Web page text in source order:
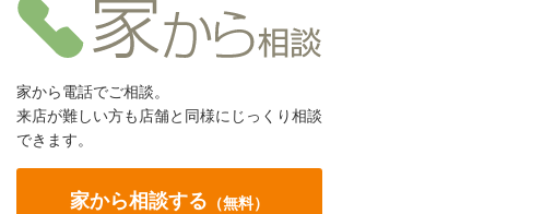
家から電話でご相談。
来店が難しい方も店舗と同様にじっくり相談
できます。
家から相談する （無料）